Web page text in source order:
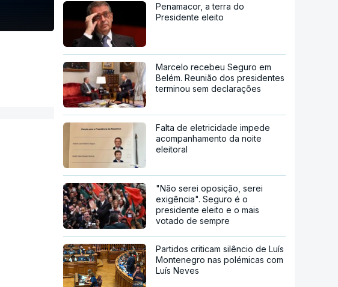
Penamacor, a terra do
Presidente eleito
Marcelo recebeu Seguro em
Belém. Reunião dos presidentes
terminou sem declarações
Falta de eletricidade impede
acompanhamento da noite
eleitoral
"Não serei oposição, serei
exigência". Seguro é o
presidente eleito e o mais
votado de sempre
Partidos criticam silêncio de Luís
Montenegro nas polémicas com
Luís Neves